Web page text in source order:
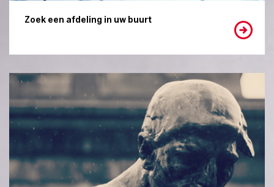
Zoek een afdeling in uw buurt